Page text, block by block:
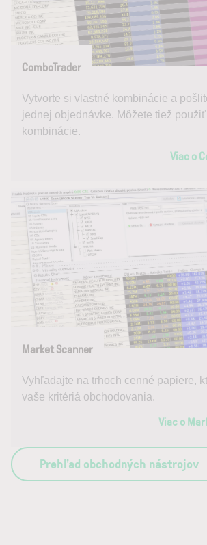
ComboTrader
Vytvorte si vlastné kombinácie a
jednej objednávke. Môžete tiež
kombinácie.
Viac o
Market Scanner
Vyhľadajte na trhoch cenné papiere,
vaše kritériá obchodovania.
Viac o
Prehľad obchodných nástrojov